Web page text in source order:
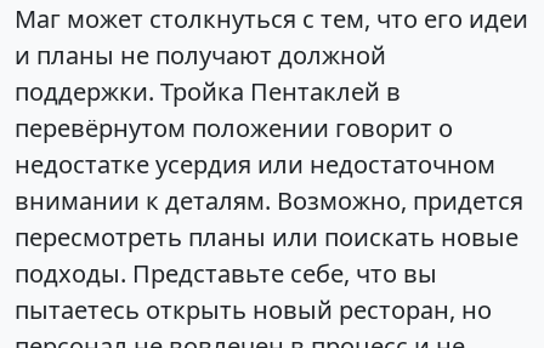
Маг может столкнуться с тем, что его идеи
и планы не получают должной
поддержки. Тройка Пентаклей в
перевёрнутом положении говорит о
недостатке усердия или недостаточном
внимании к деталям. Возможно, придется
пересмотреть планы или поискать новые
подходы. Представьте себе, что вы
пытаетесь открыть новый ресторан, но